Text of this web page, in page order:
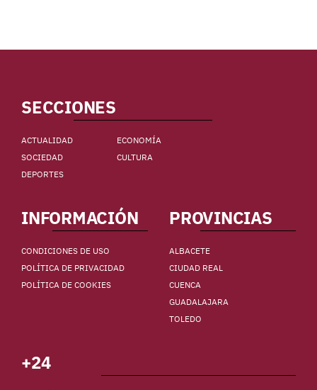
SECCIONES
ACTUALIDAD
ECONOMÍA
SOCIEDAD
CULTURA
DEPORTES
INFORMACIÓN
CONDICIONES DE USO
POLÍTICA DE PRIVACIDAD
POLÍTICA DE COOKIES
PROVINCIAS
ALBACETE
CIUDAD REAL
CUENCA
GUADALAJARA
TOLEDO
+24